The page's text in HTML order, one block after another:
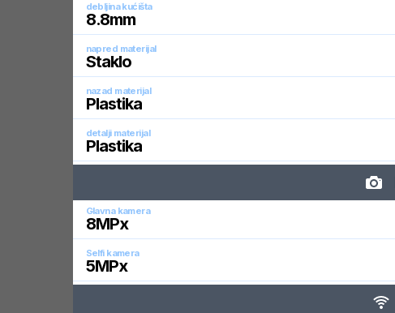
debljina kućišta
8.8mm
napred materijal
Staklo
nazad materijal
Plastika
detalji materijal
Plastika
Glavna kamera
8MPx
Selfi kamera
5MPx